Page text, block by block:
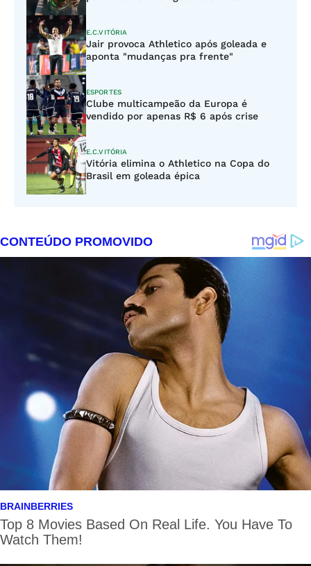
E.C.VITÓRIA
Jair provoca Athletico após goleada e
aponta "mudanças pra frente"
ESPORTES
Clube multicampeão da Europa é
vendido por apenas R$ 6 após crise
E.C.VITÓRIA
Vitória elimina o Athletico na Copa do
Brasil em goleada épica